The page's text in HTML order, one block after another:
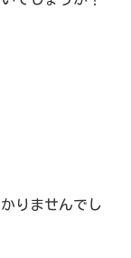
りませんでし